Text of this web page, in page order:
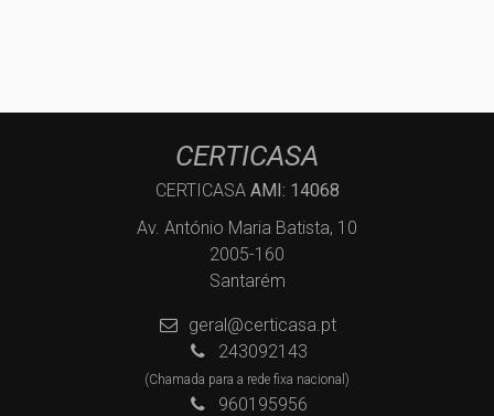
CERTICASA
CERTICASA AMI: 14068
Av. António Maria Batista, 10
2005-160
Santarém
geral@certicasa.pt
243092143
(Chamada para a rede fixa nacional)
960195956